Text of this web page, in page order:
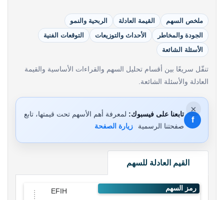
ملخص السهم القيمة العادلة
الربحية والنمو
الجودة والمخاطر
الأحداث والتوزيعات
التوقعات الفنية
الأسئلة الشائعة
تنقّل سريعًا بين أقسام تحليل السهم والقراءات الأساسية والقيمة
العادلة والأسئلة الشائعة.
×
f
تابعنا على فيسبوك: لمعرفة أهم الأسهم تحت قيمتها، تابع
صفحتنا الرسمية
زيارة الصفحة
القيم العادلة للسهم
EFIH